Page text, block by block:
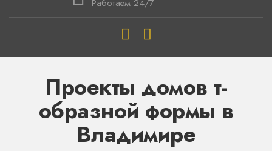
Работаем 24/7
Проекты домов т-
образной формы в
Владимире